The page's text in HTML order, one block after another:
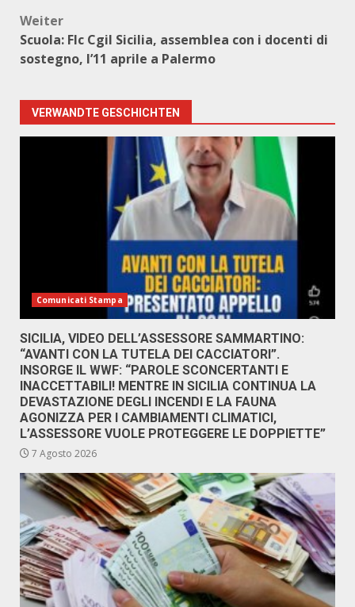
Weiter
Scuola: Flc Cgil Sicilia, assemblea con i docenti di
sostegno, l’11 aprile a Palermo
VERWANDTE GESCHICHTEN
Comunicati Stampa
SICILIA, VIDEO DELL’ASSESSORE SAMMARTINO:
“AVANTI CON LA TUTELA DEI CACCIATORI”.
INSORGE IL WWF: “PAROLE SCONCERTANTI E
INACCETTABILI! MENTRE IN SICILIA CONTINUA LA
DEVASTAZIONE DEGLI INCENDI E LA FAUNA
AGONIZZA PER I CAMBIAMENTI CLIMATICI,
L’ASSESSORE VUOLE PROTEGGERE LE DOPPIETTE”
7 Agosto 2026